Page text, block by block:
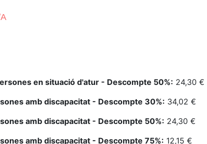
en situació d'atur - Descompte 50%: 24,30 €
amb discapacitat - Descompte 30%: 34,02 €
amb discapacitat - Descompte 50%: 24,30 €
amb discapacitat - Descompte 75%: 12,15 €